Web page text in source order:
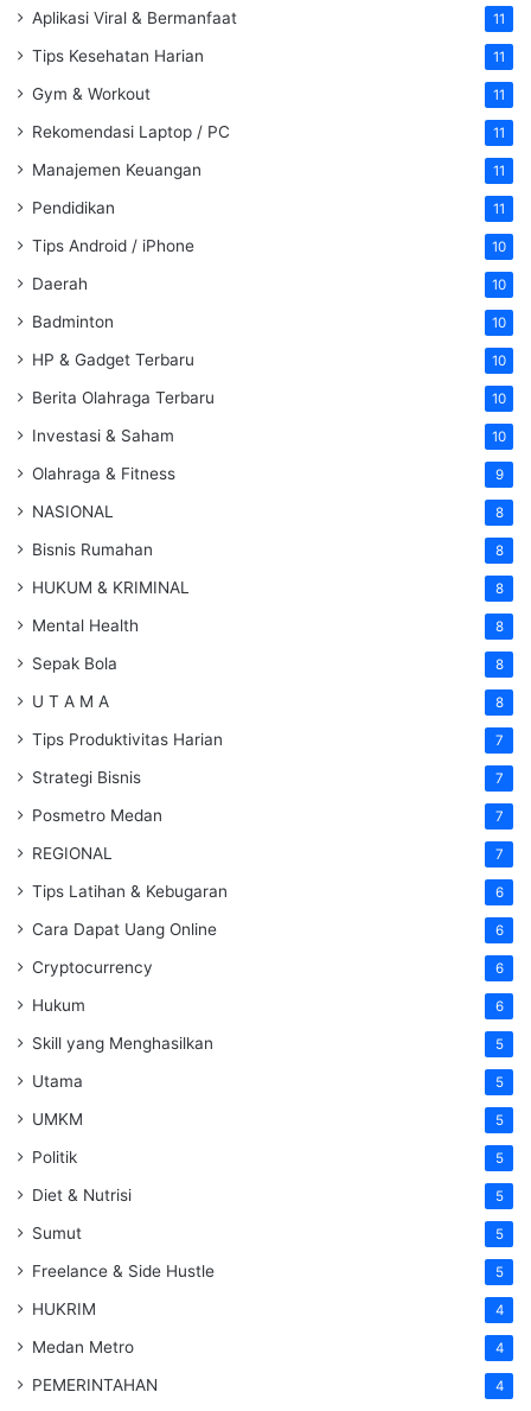
Aplikasi Viral & Bermanfaat 11
Tips Kesehatan Harian 11
Gym & Workout 11
Rekomendasi Laptop / PC 11
Manajemen Keuangan 11
Pendidikan 11
Tips Android / iPhone 10
Daerah 10
Badminton 10
HP & Gadget Terbaru 10
Berita Olahraga Terbaru 10
Investasi & Saham 10
Olahraga & Fitness 9
NASIONAL 8
Bisnis Rumahan 8
HUKUM & KRIMINAL 8
Mental Health 8
Sepak Bola 8
U T A M A 8
Tips Produktivitas Harian 7
Strategi Bisnis 7
Posmetro Medan 7
REGIONAL 7
Tips Latihan & Kebugaran 6
Cara Dapat Uang Online 6
Cryptocurrency 6
Hukum 6
Skill yang Menghasilkan 5
Utama 5
UMKM 5
Politik 5
Diet & Nutrisi 5
Sumut 5
Freelance & Side Hustle 5
HUKRIM 4
Medan Metro 4
PEMERINTAHAN 4